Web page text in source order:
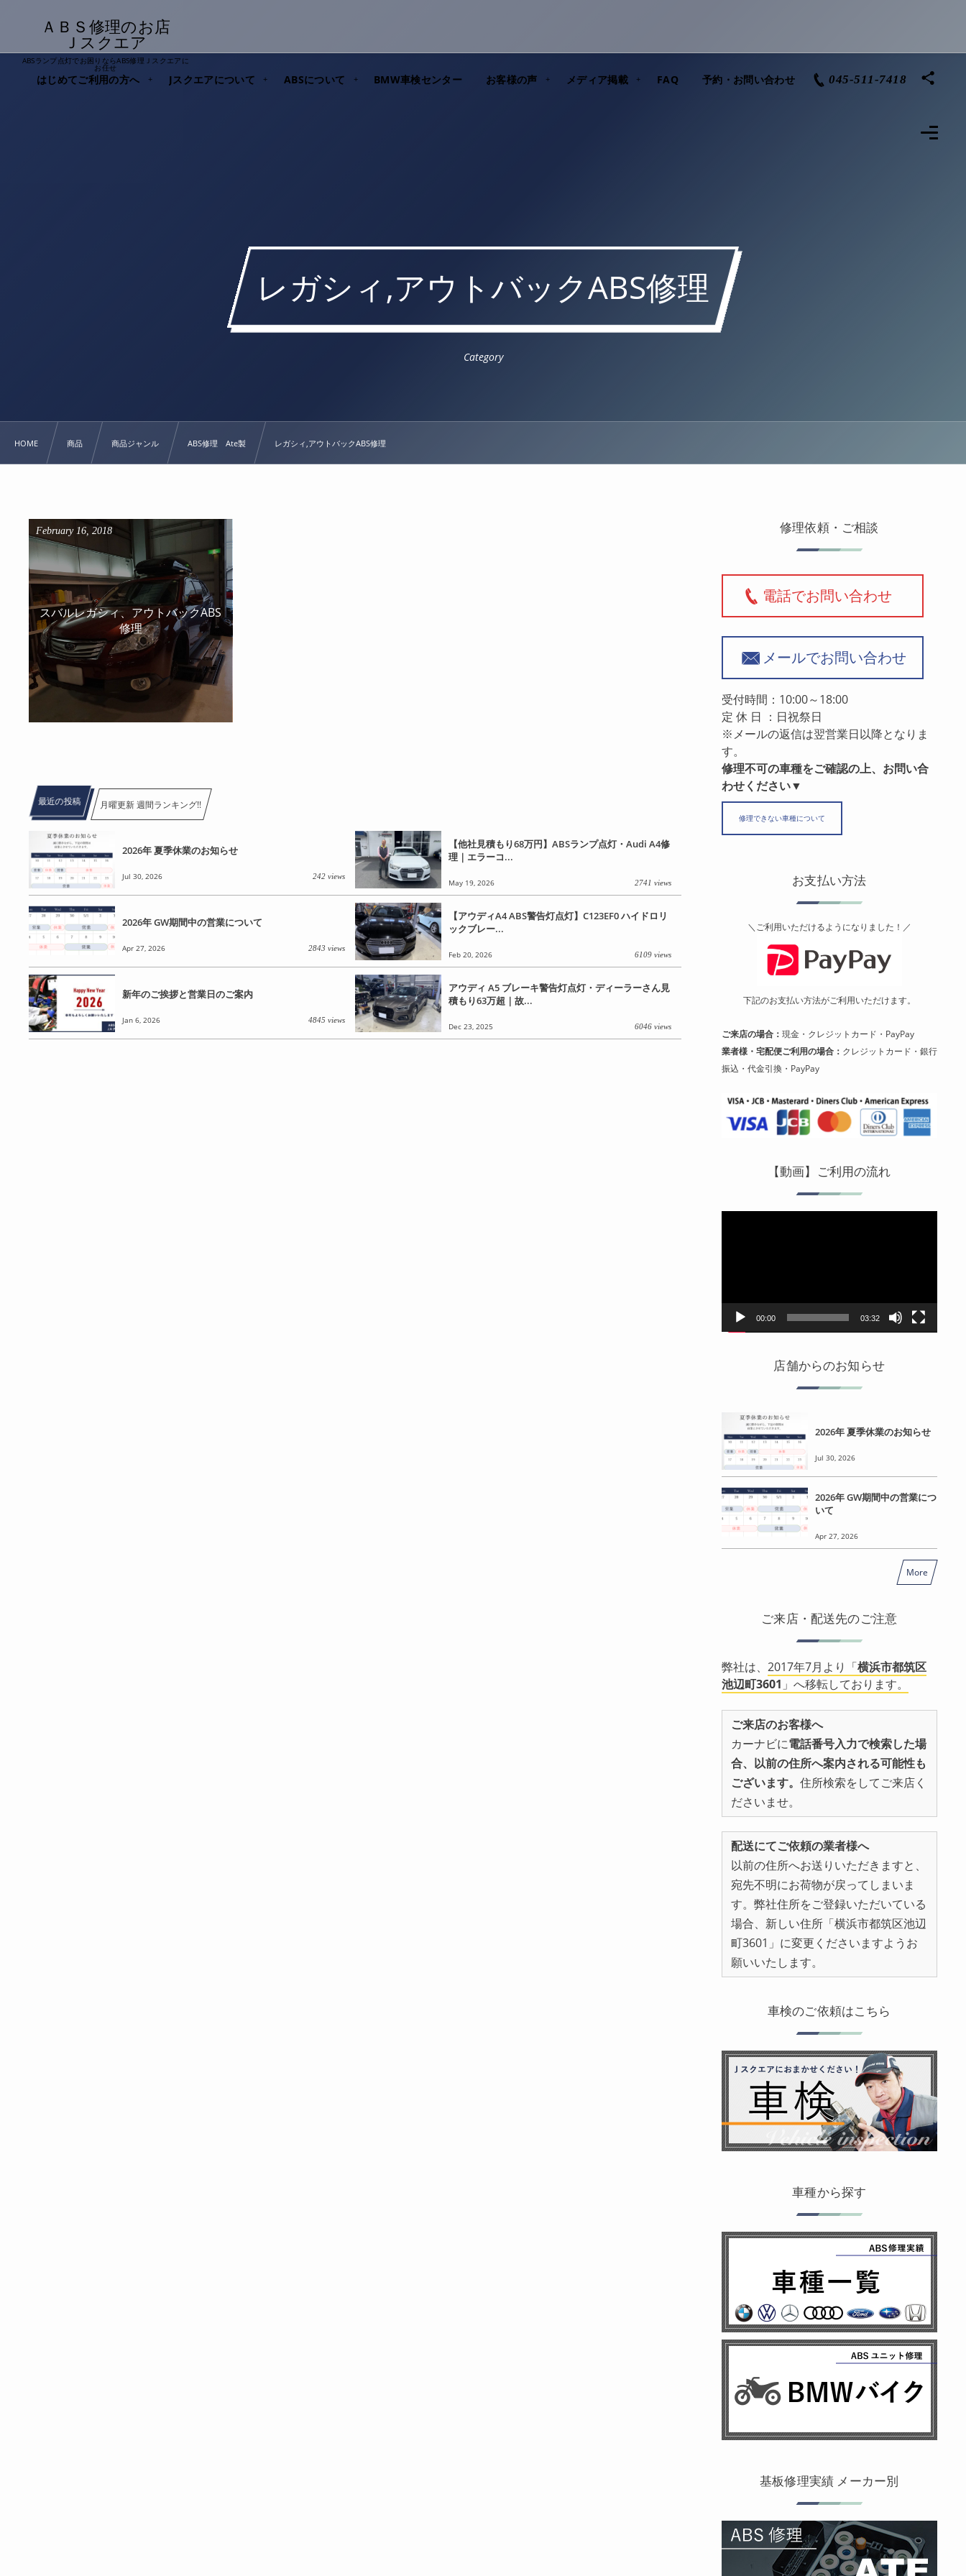
ＡＢＳ修理のお店
Ｊスクエア
ABSランプ点灯でお困りならABS修理Ｊスクエアに
お任せ
はじめてご利用の方へ Jスクエアについて ABSについて BMW車検センター お客様の声 メディア掲載 FAQ 予約・お問い合わせ 045-511-7418
レガシィ,アウトバックABS修理
Category
HOME 商品 商品ジャンル ABS修理 Ate製 レガシィ,アウトバックABS修理
February 16 ,2018
スバルレガシィ、アウトバックABS
修理
最近の投稿 月曜更新 週間ランキング!!
2026年 夏季休業のお知らせ
Jul 30, 2026 242 views
【他社見積もり68万円】ABSランプ点灯・Audi A4修
理｜エラーコ...
May 19, 2026 2741 views
2026年 GW期間中の営業について
Apr 27, 2026 2843 views
【アウディA4 ABS警告灯点灯】C123EF0 ハイドロリ
ックブレー...
Feb 20, 2026 6109 views
新年のご挨拶と営業日のご案内
Jan 6, 2026 4845 views
アウディ A5 ブレーキ警告灯点灯・ディーラーさん見
積もり63万超｜故...
Dec 23, 2025 6046 views
修理依頼・ご相談
電話でお問い合わせ
メールでお問い合わせ
受付時間：10:00～18:00
定 休 日 ：日祝祭日
※メールの返信は翌営業日以降となりま
す。
修理不可の車種をご確認の上、お問い合
わせください▼
修理できない車種について
お支払い方法
＼ご利用いただけるようになりました！／
下記のお支払い方法がご利用いただけます。
ご来店の場合： 現金・クレジットカード・PayPay
業者様・宅配便ご利用の場合： クレジットカード・銀行
振込・代金引換・PayPay
【動画】ご利用の流れ
00:00 03:32
店舗からのお知らせ
2026年 夏季休業のお知らせ
Jul 30, 2026
2026年 GW期間中の営業につ
いて
Apr 27, 2026
More
ご来店・配送先のご注意
弊社は、 2017年7月より「横浜市都筑区
池辺町3601 」へ移転しております。
ご来店のお客様へ
カーナビに電話番号入力で検索した場
合、以前の住所へ案内される可能性も
ございます。 住所検索をしてご来店く
ださいませ。
配送にてご依頼の業者様へ
以前の住所へお送りいただきますと、
宛先不明にお荷物が戻ってしまいま
す。弊社住所をご登録いただいている
場合、新しい住所「横浜市都筑区池辺
町3601」に変更くださいますようお
願いいたします。
車検のご依頼はこちら
車種から探す
基板修理実績 メーカー別